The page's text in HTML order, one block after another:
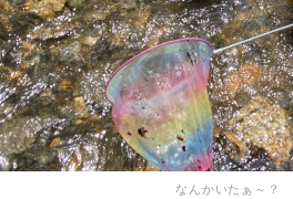
なんかいたぁ～？